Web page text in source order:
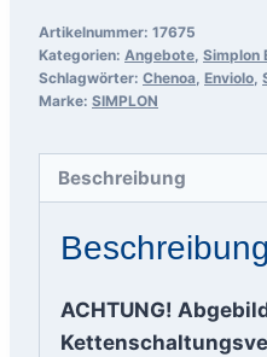
Artikelnummer: 17675
Kategorien: Angebote, Simplon
Schlagwörter: Chenoa, Enviolo,
Marke: SIMPLON
Beschreibung
Beschreibung
ACHTUNG!